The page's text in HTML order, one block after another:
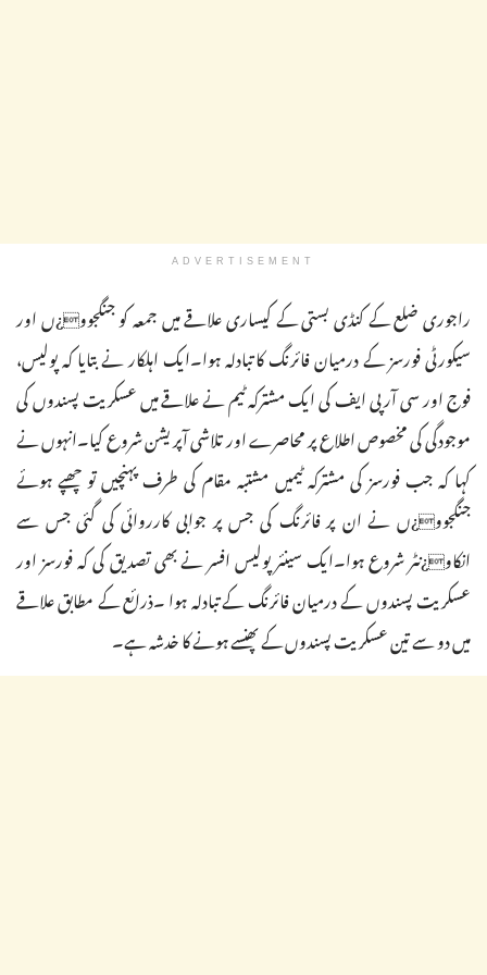
ADVERTISEMENT
راجوری ضلع کے کنڈی بستی کے کیساری علاقے میں جمعہ کو جنگجوو¿ں اور
سیکورٹی فورسز کے درمیان فائرنگ کا تبادلہ ہوا۔ایک اہلکار نے بتایا کہ پولیس،
فوج اور سی آر پی ایف کی ایک مشترکہ ٹیم نے علاقے میں عسکریت پسندوں کی
موجودگی کی مخصوص اطلاع پر محاصرے اور تلاشی آپریشن شروع کیا۔انہوں نے
کہا کہ جب فورسز کی مشترکہ ٹیمیں مشتبہ مقام کی طرف پہنچیں تو چھپے ہوئے
جنگجوو¿ں نے ان پر فائرنگ کی جس پر جوابی کارروائی کی گئی جس سے
انکاو¿نٹر شروع ہوا۔ایک سینئر پولیس افسر نے بھی تصدیق کی کہ فورسز اور
عسکریت پسندوں کے درمیان فائرنگ کے تبادلہ ہوا ۔ذرائع کے مطابق علاقے
میں دو سے تین عسکریت پسندوں کے پھنسے ہونے کا خدشہ ہے۔